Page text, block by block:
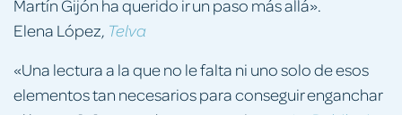
Martín Gijón ha querido ir un paso más allá».
Elena López, Telva
«Una lectura a la que no le falta ni uno solo de esos
elementos tan necesarios para conseguir enganchar